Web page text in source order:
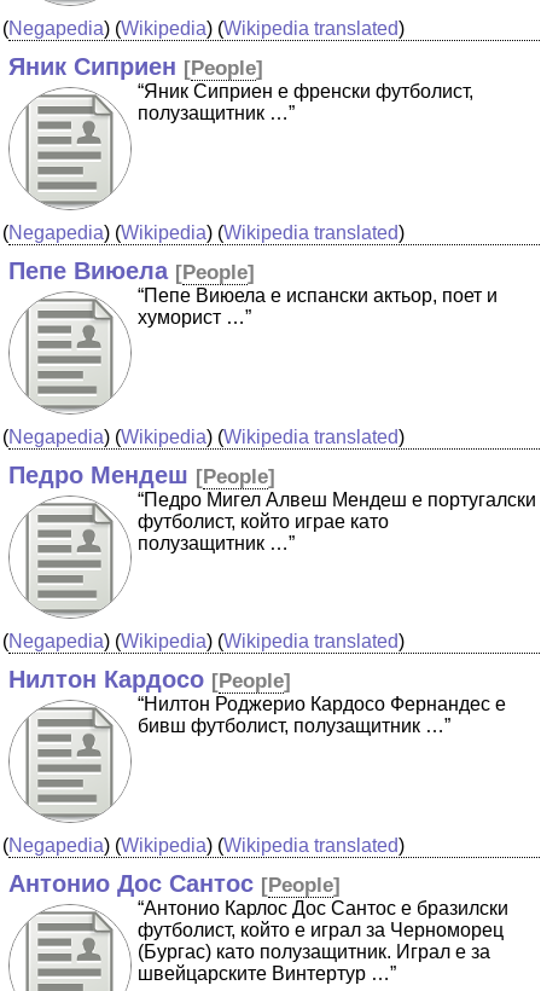
(Negapedia) (Wikipedia) (Wikipedia translated)
Яник Сиприен [People]
“Яник Сиприен е френски футболист,
полузащитник …”
(Negapedia) (Wikipedia) (Wikipedia translated)
Пепе Виюела [People]
“Пепе Виюела е испански актьор, поет и
хуморист …”
(Negapedia) (Wikipedia) (Wikipedia translated)
Педро Мендеш [People]
“Педро Мигел Алвеш Мендеш е португалски
футболист, който играе като
полузащитник …”
(Negapedia) (Wikipedia) (Wikipedia translated)
Нилтон Кардосо [People]
“Нилтон Роджерио Кардосо Фернандес е
бивш футболист, полузащитник …”
(Negapedia) (Wikipedia) (Wikipedia translated)
Антонио Дос Сантос [People]
“Антонио Карлос Дос Сантос е бразилски
футболист, който е играл за Черноморец
(Бургас) като полузащитник. Играл е за
швейцарските Винтертур …”